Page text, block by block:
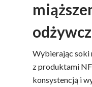
Wybierając soki
z produktami
konsystencją i